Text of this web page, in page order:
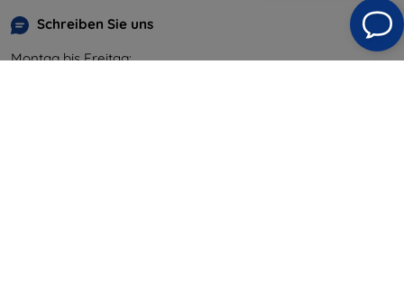
Schreiben Sie uns
Montag bis Freitag: